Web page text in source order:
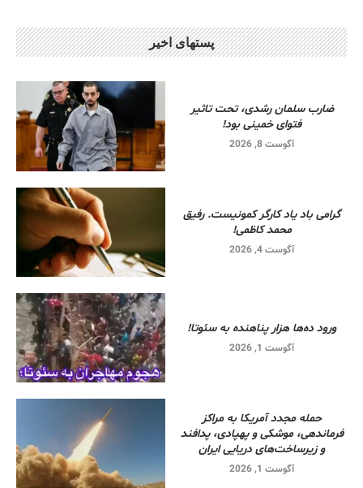
پستهای اخیر
ضارب سلمان رشدی، تحت تاثیر
فتوای خمینی بود!
آگوست 8, 2026
گرامی باد یاد کارگر کمونیست. رفیق
محمد کاظمی!
آگوست 4, 2026
ورود ده‌ها هزار پناهنده به سئوتا!
آگوست 1, 2026
حمله مجدد آمریکا به مراکز
فرماندهی، موشکی و پهپادی، پدافند
و زیرساخت‌های دریایی ایران
آگوست 1, 2026